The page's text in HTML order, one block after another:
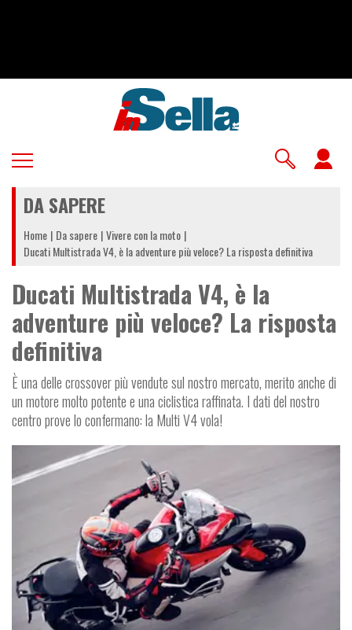
DA SAPERE
Home Da sapere Vivere con la moto
Ducati Multistrada V4, è la adventure più veloce? La risposta definitiva
Ducati Multistrada V4, è la
adventure più veloce? La risposta
definitiva
È una delle crossover più vendute sul nostro mercato, merito anche di
un motore molto potente e una ciclistica raffinata. I dati del nostro
centro prove lo confermano: la Multi V4 vola!